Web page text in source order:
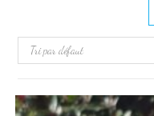
Tri par défaut